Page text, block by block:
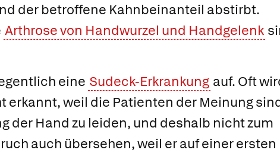
der betroffene Kahnbeinanteil abstirbt.
Arthrose von Handwurzel und Handgelenk
eine Sudeck-Erkrankung auf. Oft
erkannt, weil die Patienten der Meinung
der Hand zu leiden, und deshalb nicht zum
auch übersehen, weil er auf einer ersten